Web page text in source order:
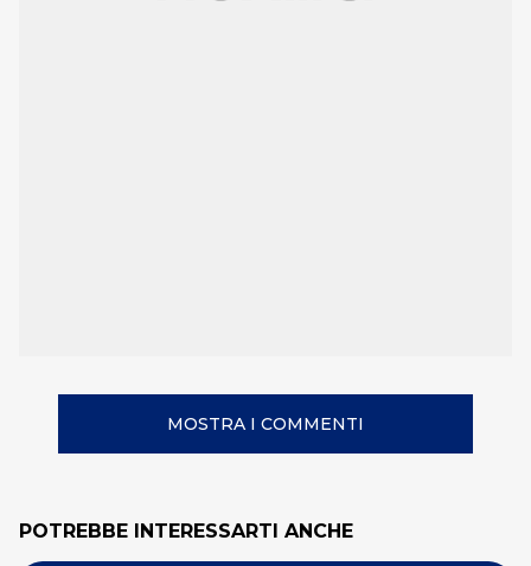
MOSTRA I COMMENTI
POTREBBE INTERESSARTI ANCHE